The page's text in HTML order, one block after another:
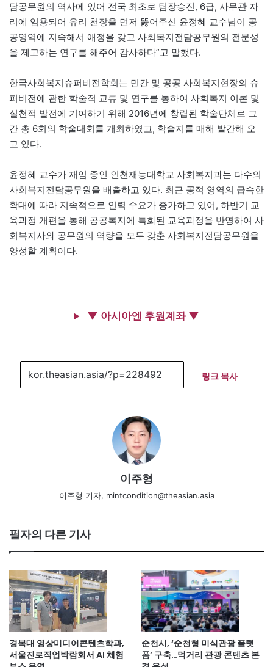
담공무원의 역사에 있어 전국 최초로 팀장승진, 6급, 사무관 자
리에 임용되어 유리 천장을 먼저 뚫어주신 윤정혜 교수님이 공
공영역에 지속해서 애정을 갖고 사회복지전담공무원의 전문성
을 제고하는 연구를 해주어 감사하다”고 말했다.
한국사회복지슈퍼비전학회는 민간 및 공공 사회복지현장의 슈
퍼비전에 관한 학술적 교류 및 연구를 통하여 사회복지 이론 및
실천적 발전에 기여하기 위해 2016년에 창립된 학술단체로 그
간 총 6회의 학술대회를 개최하였고, 학술지를 매해 발간해 오
고 있다.
윤정혜 교수가 재임 중인 인천재능대학교 사회복지과는 다수의
사회복지전담공무원을 배출하고 있다. 최근 공적 영역의 급속한
확대에 따라 지속적으로 인력 수요가 증가하고 있어, 하반기 교
육과정 개편을 통해 공공복지에 특화된 교육과정을 반영하여 사
회복지사와 공무원의 역량을 모두 갖춘 사회복지전담공무원을
양성할 계획이다.
▼ 아시아엔 후원계좌 ▼
링크 복사
이주형
이주형 기자, mintcondition@theasian.asia
필자의 다른 기사
경복대 영상미디어콘텐츠학과,
서울진로직업박람회서 AI 체험
순천시, ‘순천형 미식관광 플랫
폼’ 구축…먹거리 관광 콘텐츠 본